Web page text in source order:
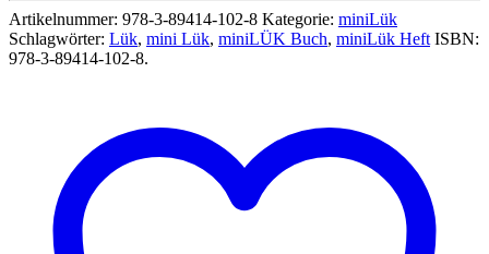
2
Menge
Artikelnummer: 978-3-89414-102-8 Kategorie: miniLük
Schlagwörter: Lük, mini Lük, miniLÜK Buch, miniLük Heft ISBN:
978-3-89414-102-8.